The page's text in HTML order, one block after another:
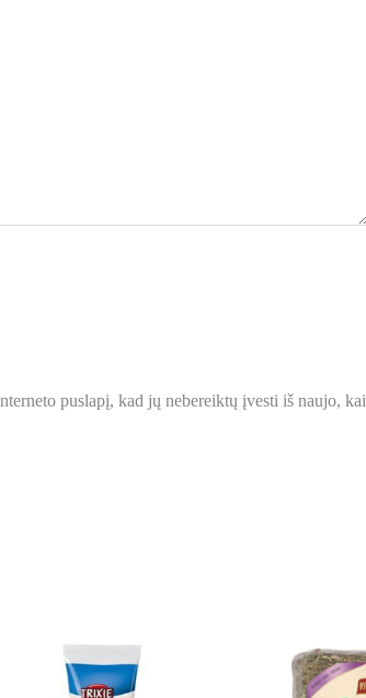
puslapį, kad jų nebereiktų įvesti iš naujo, kai